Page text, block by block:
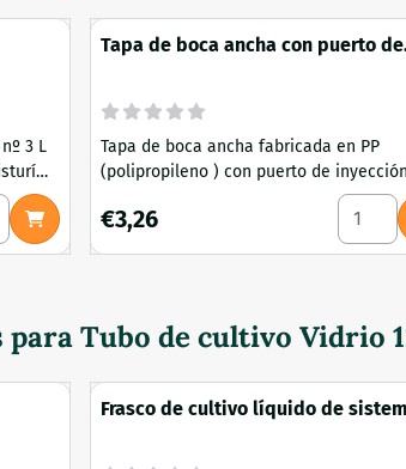
3 L
11, 11,
y SG3
cantidad para Swann Morton Porta
Tapa de boca ancha con puerto de
Tapa de boca ancha fabricada en PP
(polipropileno ) con puerto de inyección y
filtro de jeringa. Ideal para cultivos
micología y uso en laboratorio.
Gama de tapas para Mason Jars y
conocidos Mason Jars americanos
normal y boca ancha) c...
Precio: 3,26
€3,26
paraTubo de cultivo Vidrio
Frasco de cultivo líquido de